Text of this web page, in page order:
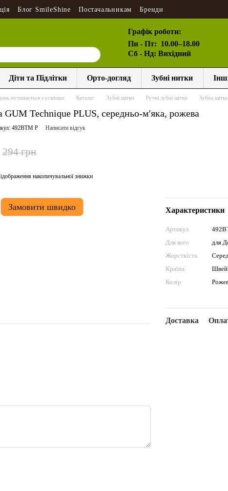
Блог SmileShine Постачальникам Бренди
Графік роботи:
Пн - Пт: 10.00–18.00
Сб - Нд: Вихідний
Діти та Підлітки Орто-догляд Зубні нитки
починається з усмішки Каталог Зубні щітки Ручні зубні щітки Зубна
GUM Technique PLUS, середньо-м'яка, рожева
492BTM P Написати відгук
294 грн
накопичувальної знижки
Замовити швидко Характеристики
Артикул
Для кого
для
Жорсткість
Країна
Колір
Доставка